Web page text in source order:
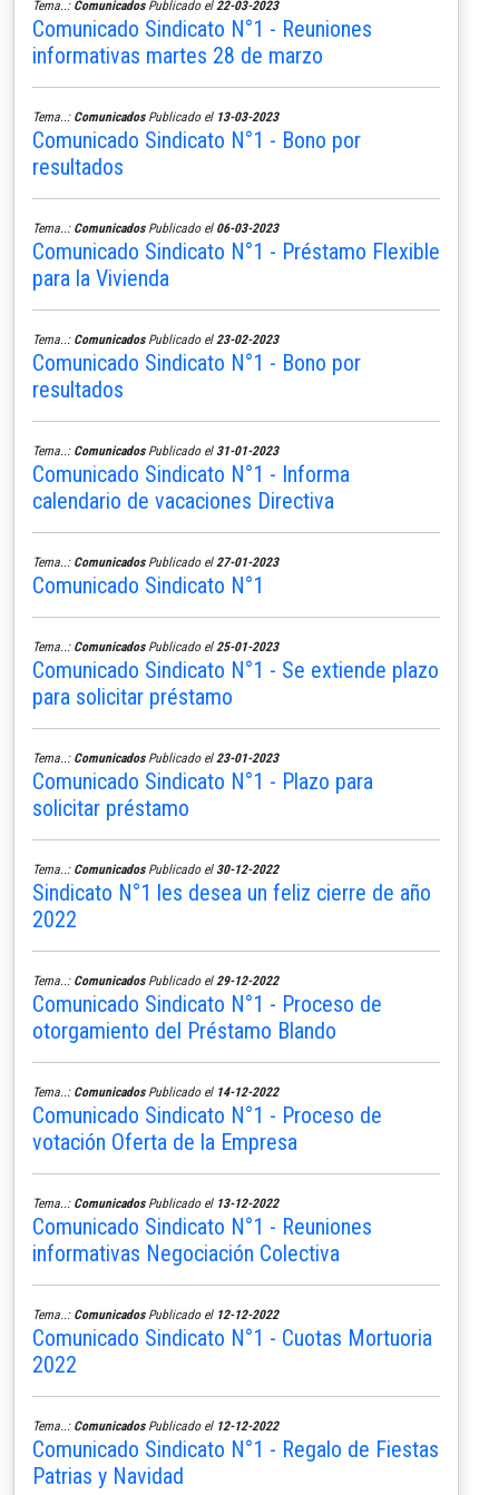
Tema..: ComunicadosPublicado el 22-03-2023
Comunicado Sindicato N°1 - Reuniones
informativas martes 28 de marzo
Tema..: ComunicadosPublicado el 13-03-2023
Comunicado Sindicato N°1 - Bono por
resultados
Tema..: ComunicadosPublicado el 06-03-2023
Comunicado Sindicato N°1 - Préstamo Flexible
para la Vivienda
Tema..: ComunicadosPublicado el 23-02-2023
Comunicado Sindicato N°1 - Bono por
resultados
Tema..: ComunicadosPublicado el 31-01-2023
Comunicado Sindicato N°1 - Informa
calendario de vacaciones Directiva
Tema..: ComunicadosPublicado el 27-01-2023
Comunicado Sindicato N°1
Tema..: ComunicadosPublicado el 25-01-2023
Comunicado Sindicato N°1 - Se extiende plazo
para solicitar préstamo
Tema..: ComunicadosPublicado el 23-01-2023
Comunicado Sindicato N°1 - Plazo para
solicitar préstamo
Tema..: ComunicadosPublicado el 30-12-2022
Sindicato N°1 les desea un feliz cierre de año
2022
Tema..: ComunicadosPublicado el 29-12-2022
Comunicado Sindicato N°1 - Proceso de
otorgamiento del Préstamo Blando
Tema..: ComunicadosPublicado el 14-12-2022
Comunicado Sindicato N°1 - Proceso de
votación Oferta de la Empresa
Tema..: ComunicadosPublicado el 13-12-2022
Comunicado Sindicato N°1 - Reuniones
informativas Negociación Colectiva
Tema..: ComunicadosPublicado el 12-12-2022
Comunicado Sindicato N°1 - Cuotas Mortuoria
2022
Tema..: ComunicadosPublicado el 12-12-2022
Comunicado Sindicato N°1 - Regalo de Fiestas
Patrias y Navidad